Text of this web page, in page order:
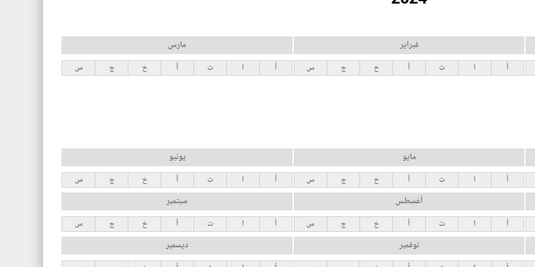
فبراير
أ ا ث أ خ ج س
مارس
أ ا ث أ خ ج س
مايو
أ ا ث أ خ ج س
يونيو
أ ا ث أ خ ج س
أغسطس
أ ا ث أ خ ج س
سبتمبر
أ ا ث أ خ ج س
نوفمبر ديسمبر